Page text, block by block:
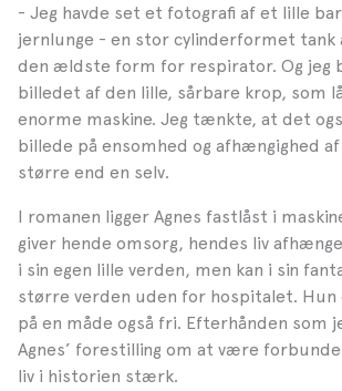
- Jeg havde set et fotografi af et lille
jernlunge - en stor cylinderformet tank
den ældste form for respirator. Og jeg
billedet af den lille, sårbare krop, som
enorme maskine. Jeg tænkte, at det
billede på ensomhed og afhængighed
større end en selv.
I romanen ligger Agnes fastlåst i
giver hende omsorg, hendes liv
i sin egen lille verden, men kan i sin
større verden uden for hospitalet.
på en måde også fri. Efterhånden som
Agnes’ forestilling om at være
liv i historien stærk.